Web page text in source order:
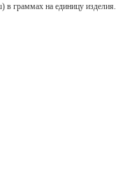
в граммах на единицу изделия.